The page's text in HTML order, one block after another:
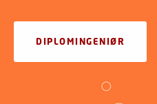
DIPLOMINGENIØR